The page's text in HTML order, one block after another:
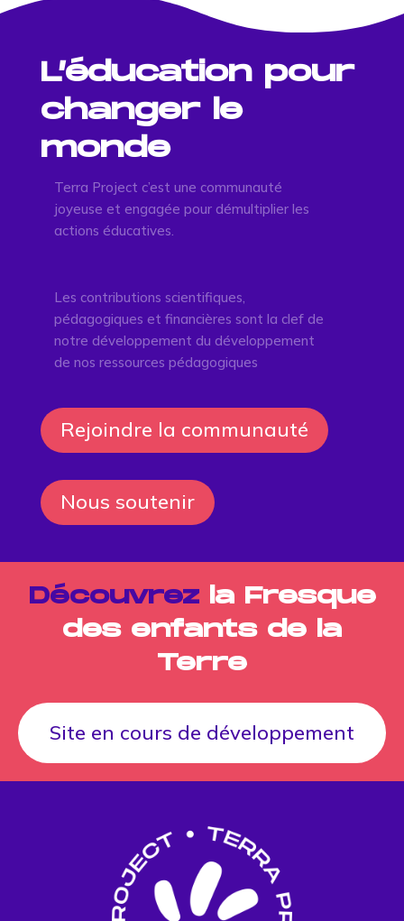
L’éducation pour
changer le
monde
Terra Project c’est une communauté
joyeuse et engagée pour démultiplier les
actions éducatives.
Les contributions scientifiques,
pédagogiques et financières sont la clef de
notre développement du développement
de nos ressources pédagogiques
Rejoindre la communauté
Nous soutenir
Découvrez la Fresque
des enfants de la
Terre
Site en cours de développement